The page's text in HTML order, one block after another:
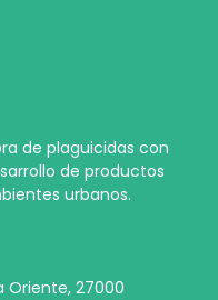
de plaguicidas con
de productos
urbanos.
Oriente, 27000